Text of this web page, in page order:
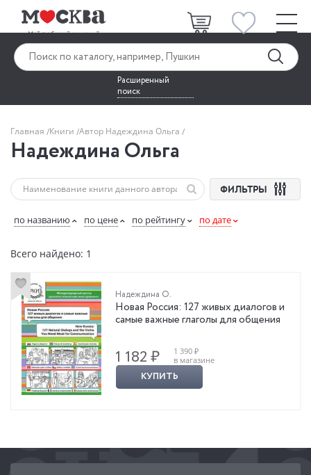
Расширенный
поиск
Главная Книги Автор Надеждина Ольга
Надеждина Ольга
ФИЛЬТРЫ
по названию по цене по рейтингу по дате
Всего найдено: 1
Надеждина О.
Новая Россия: 127 живых диалогов и
самые важные глаголы для общения
1 182 ₽
1 390 ₽
в магазине
КУПИТЬ